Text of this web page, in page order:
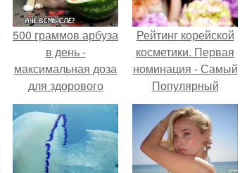
500 граммов арбуза
в день -
максимальная доза
для здорового
взрослого,
предупредили
врачи.
Рейтинг корейской
косметики. Первая
номинация - Самый
Популярный
Корейский Бренд.